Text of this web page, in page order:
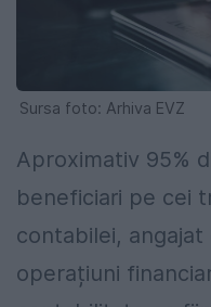
Sursa foto: Arhiva EVZ
Aproximativ 95%
beneficiari pe cei
contabilei,
operațiuni